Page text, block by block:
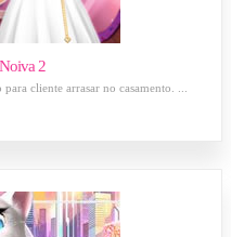
2
cliente arrasar no casamento. ...